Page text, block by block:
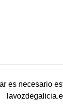
es necesario